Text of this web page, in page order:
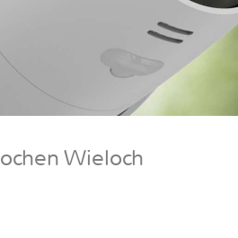
Wieloch